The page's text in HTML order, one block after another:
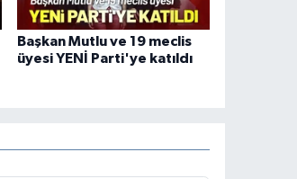
Başkan Mutlu ve 19 meclis
üyesi YENİ Parti'ye katıldı